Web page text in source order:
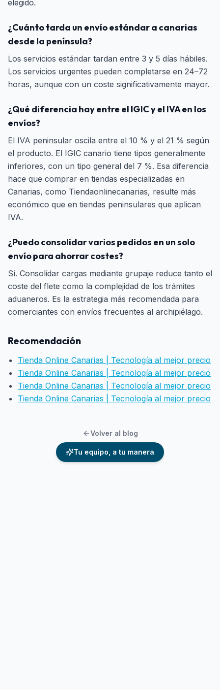
elegido.
¿Cuánto tarda un envío estándar a canarias
desde la península?
Los servicios estándar tardan entre 3 y 5 días hábiles.
Los servicios urgentes pueden completarse en 24–72
horas, aunque con un coste significativamente mayor.
¿Qué diferencia hay entre el IGIC y el IVA en los
envíos?
El IVA peninsular oscila entre el 10 % y el 21 % según
el producto. El IGIC canario tiene tipos generalmente
inferiores, con un tipo general del 7 %. Esa diferencia
hace que comprar en tiendas especializadas en
Canarias, como Tiendaonlinecanarias, resulte más
económico que en tiendas peninsulares que aplican
IVA.
¿Puedo consolidar varios pedidos en un solo
envío para ahorrar costes?
Sí. Consolidar cargas mediante grupaje reduce tanto el
coste del flete como la complejidad de los trámites
aduaneros. Es la estrategia más recomendada para
comerciantes con envíos frecuentes al archipiélago.
Recomendación
Tienda Online Canarias | Tecnología al mejor precio
Tienda Online Canarias | Tecnología al mejor precio
Tienda Online Canarias | Tecnología al mejor precio
Tienda Online Canarias | Tecnología al mejor precio
Volver al blog
Tu equipo, a tu manera